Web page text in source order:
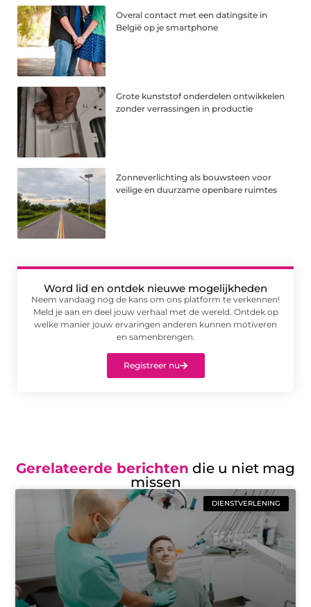
Overal contact met een datingsite in
België op je smartphone
Grote kunststof onderdelen ontwikkelen
zonder verrassingen in productie
Zonneverlichting als bouwsteen voor
veilige en duurzame openbare ruimtes
Word lid en ontdek nieuwe mogelijkheden
Neem vandaag nog de kans om ons platform te verkennen!
Meld je aan en deel jouw verhaal met de wereld. Ontdek op
welke manier jouw ervaringen anderen kunnen motiveren
en samenbrengen.
Registreer nu
Gerelateerde berichten die u niet mag
missen
DIENSTVERLENING